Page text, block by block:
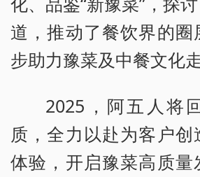
道，推动了餐饮界的圈
步助力豫菜及中餐文化走
2025，阿五人将
质，全力以赴为客户
体验，开启豫菜高质量